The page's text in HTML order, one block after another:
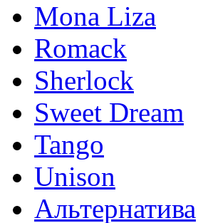
Mona Liza
Romack
Sherlock
Sweet Dream
Tango
Unison
Альтернатива